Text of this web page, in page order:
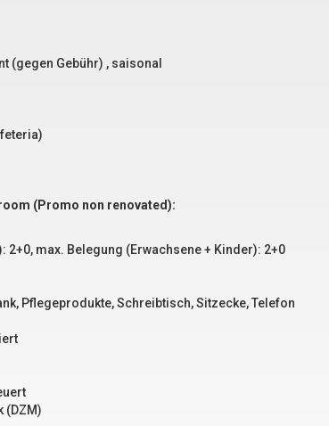
(gegen Gebühr) , saisonal
(Promo non renovated):
2+0, max. Belegung (Erwachsene + Kinder): 2+0
Pflegeprodukte, Schreibtisch, Sitzecke, Telefon
(DZM)